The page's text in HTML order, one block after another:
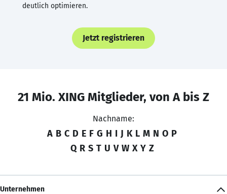
deutlich optimieren.
Jetzt registrieren
21 Mio. XING Mitglieder, von A bis Z
Nachname:
A B C D E F G H I J K L M N O P
Q R S T U V W X Y Z
Unternehmen